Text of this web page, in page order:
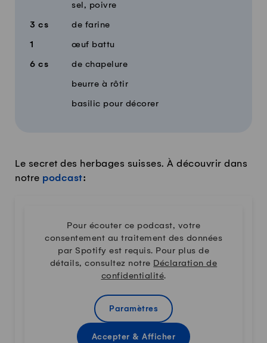
sel, poivre
3 cs de farine
1 œuf battu
6 cs de chapelure
beurre à rôtir
basilic pour décorer
Le secret des herbages suisses. À découvrir dans
notre podcast:
Pour écouter ce podcast, votre
consentement au traitement des données
par Spotify est requis. Pour plus de
détails, consultez notre Déclaration de
confidentialité.
Paramètres
Accepter & Afficher